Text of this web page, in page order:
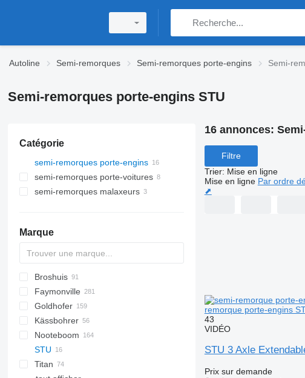
Autoline Semi-remorques Semi-remorques porte-engins Semi-
Semi-remorques porte-engins STU
Catégorie
semi-remorques porte-engins
semi-remorques porte-voitures
semi-remorques malaxeurs
Marque
S44315CHC
PS
SFCL
S-series
KIS
NN
Broshuis
2 series
3 series
4 series
5 series
6 series
E series
BPDO
SG
P-series
19
37
Faymonville
MAX
Multi
SPZ
STBZ
STN
DTS
SDS
SZS
Oplegger
Goldhofer
SPZ
STN
STPA
STZ
NTG
STTM3N
SDS-H
99981
TO
S-series
D-series
S-series
GTS
SD
Kässbohrer
LB
SLA
O-3
MAX100
MAC
MPG
MTS
T-series
Nooteboom
EURO
MCO
SXD
NPL
C70
Kaiser
STU
EuroCompact
S-series
TCH
4.SOU
Titan
16 annonces:
Filtre
Trier: Mise en ligne
Mise en ligne Par ordre
⬈
remorque porte-engins
43
VIDÉO
STU 3 Axle
Prix sur demande